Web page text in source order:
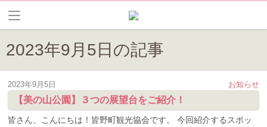
2023年9月5日の記事
お知らせ
2023年9月5日
【美の山公園】３つの展望台をご紹介！
皆さん、こんにちは！皆野町観光協会です。 今回紹介するスポッ